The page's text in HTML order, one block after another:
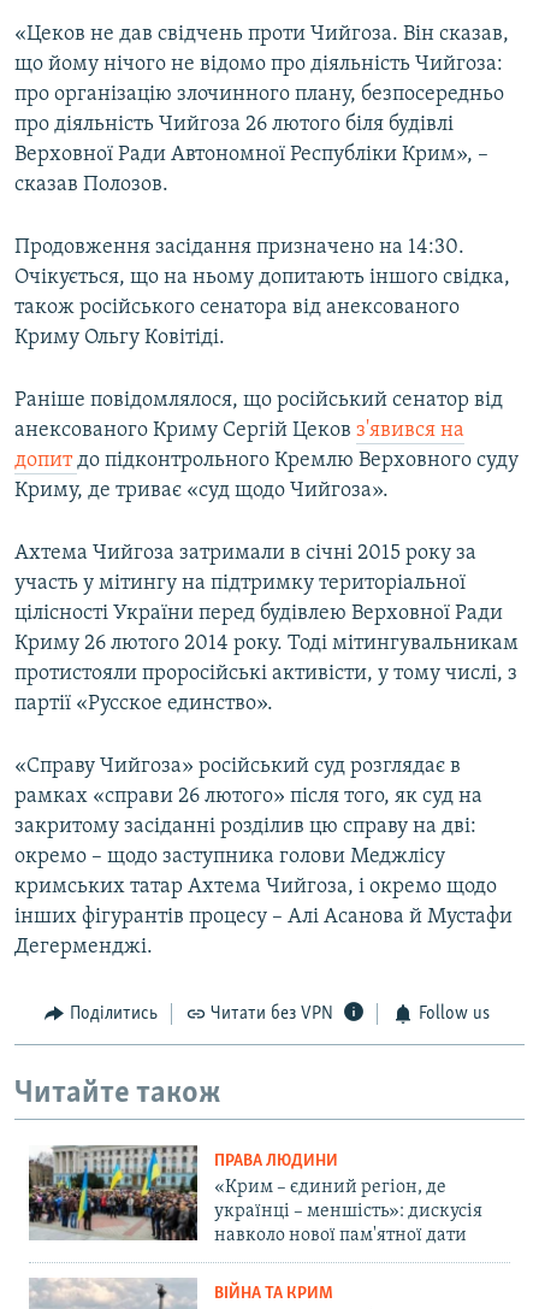
«Цеков не дав свідчень проти Чийгоза. Він сказав,
що йому нічого не відомо про діяльність Чийгоза:
про організацію злочинного плану, безпосередньо
про діяльність Чийгоза 26 лютого біля будівлі
Верховної Ради Автономної Республіки Крим», –
сказав Полозов.
Продовження засідання призначено на 14:30.
Очікується, що на ньому допитають іншого свідка,
також російського сенатора від анексованого
Криму Ольгу Ковітіді.
Раніше повідомлялося, що російський сенатор від
анексованого Криму Сергій Цеков з'явився на
допитдо підконтрольного Кремлю Верховного суду
Криму, де триває «суд щодо Чийгоза».
Ахтема Чийгоза затримали в січні 2015 року за
участь у мітингу на підтримку територіальної
цілісності України перед будівлею Верховної Ради
Криму 26 лютого 2014 року. Тоді мітингувальникам
протистояли проросійські активісти, у тому числі, з
партії «Русское единство».
«Справу Чийгоза» російський суд розглядає в
рамках «справи 26 лютого» після того, як суд на
закритому засіданні розділив цю справу на дві:
окремо – щодо заступника голови Меджлісу
кримських татар Ахтема Чийгоза, і окремо щодо
інших фігурантів процесу – Алі Асанова й Мустафи
Дегерменджі.
Поділитись Читати без VPN Follow us
Читайте також
ПРАВА ЛЮДИНИ
«Крим – єдиний регіон, де
українці – меншість»: дискусія
навколо нової пам'ятної дати
ВІЙНА ТА КРИМ